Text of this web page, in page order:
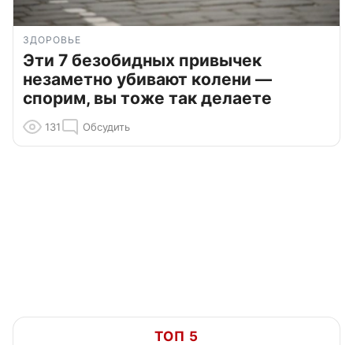
ЗДОРОВЬЕ
Эти 7 безобидных привычек
незаметно убивают колени —
спорим, вы тоже так делаете
131 Обсудить
ТОП 5